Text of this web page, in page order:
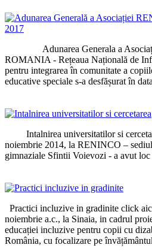
Adunarea Generala a
ROMANIA - Rețeaua Națională de
pentru integrarea în comunitate a
educative speciale s-a desfășurat în
Intalnirea universitatilor si
noiembrie 2014, la RENINCO –
gimnaziale Sfintii Voievozi - a avut
Practici incluzive in gradinite click
noiembrie a.c., la Sinaia, in cadrul
educației incluzive pentru copii cu
România, cu focalizare pe